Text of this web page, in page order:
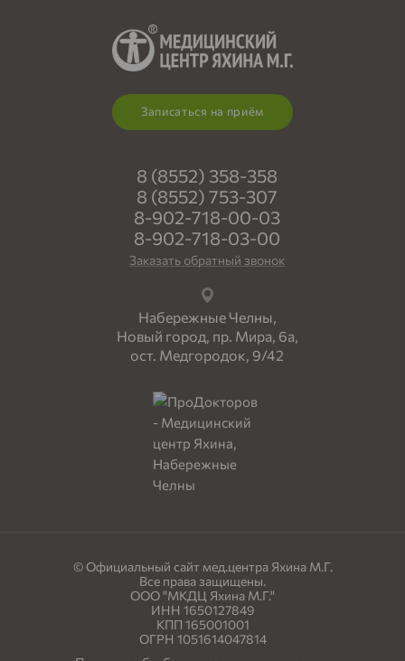
Записаться на приём
8 (8552) 358-358
8 (8552) 753-307
8-902-718-00-03
8-902-718-03-00
Заказать обратный звонок
Набережные Челны,
Новый город, пр. Мира, 6а,
ост. Медгородок, 9/42
© Официальный сайт мед.центра Яхина М.Г.
Все права защищены.
ООО "МКДЦ Яхина М.Г."
ИНН 1650127849
КПП 165001001
ОГРН 1051614047814